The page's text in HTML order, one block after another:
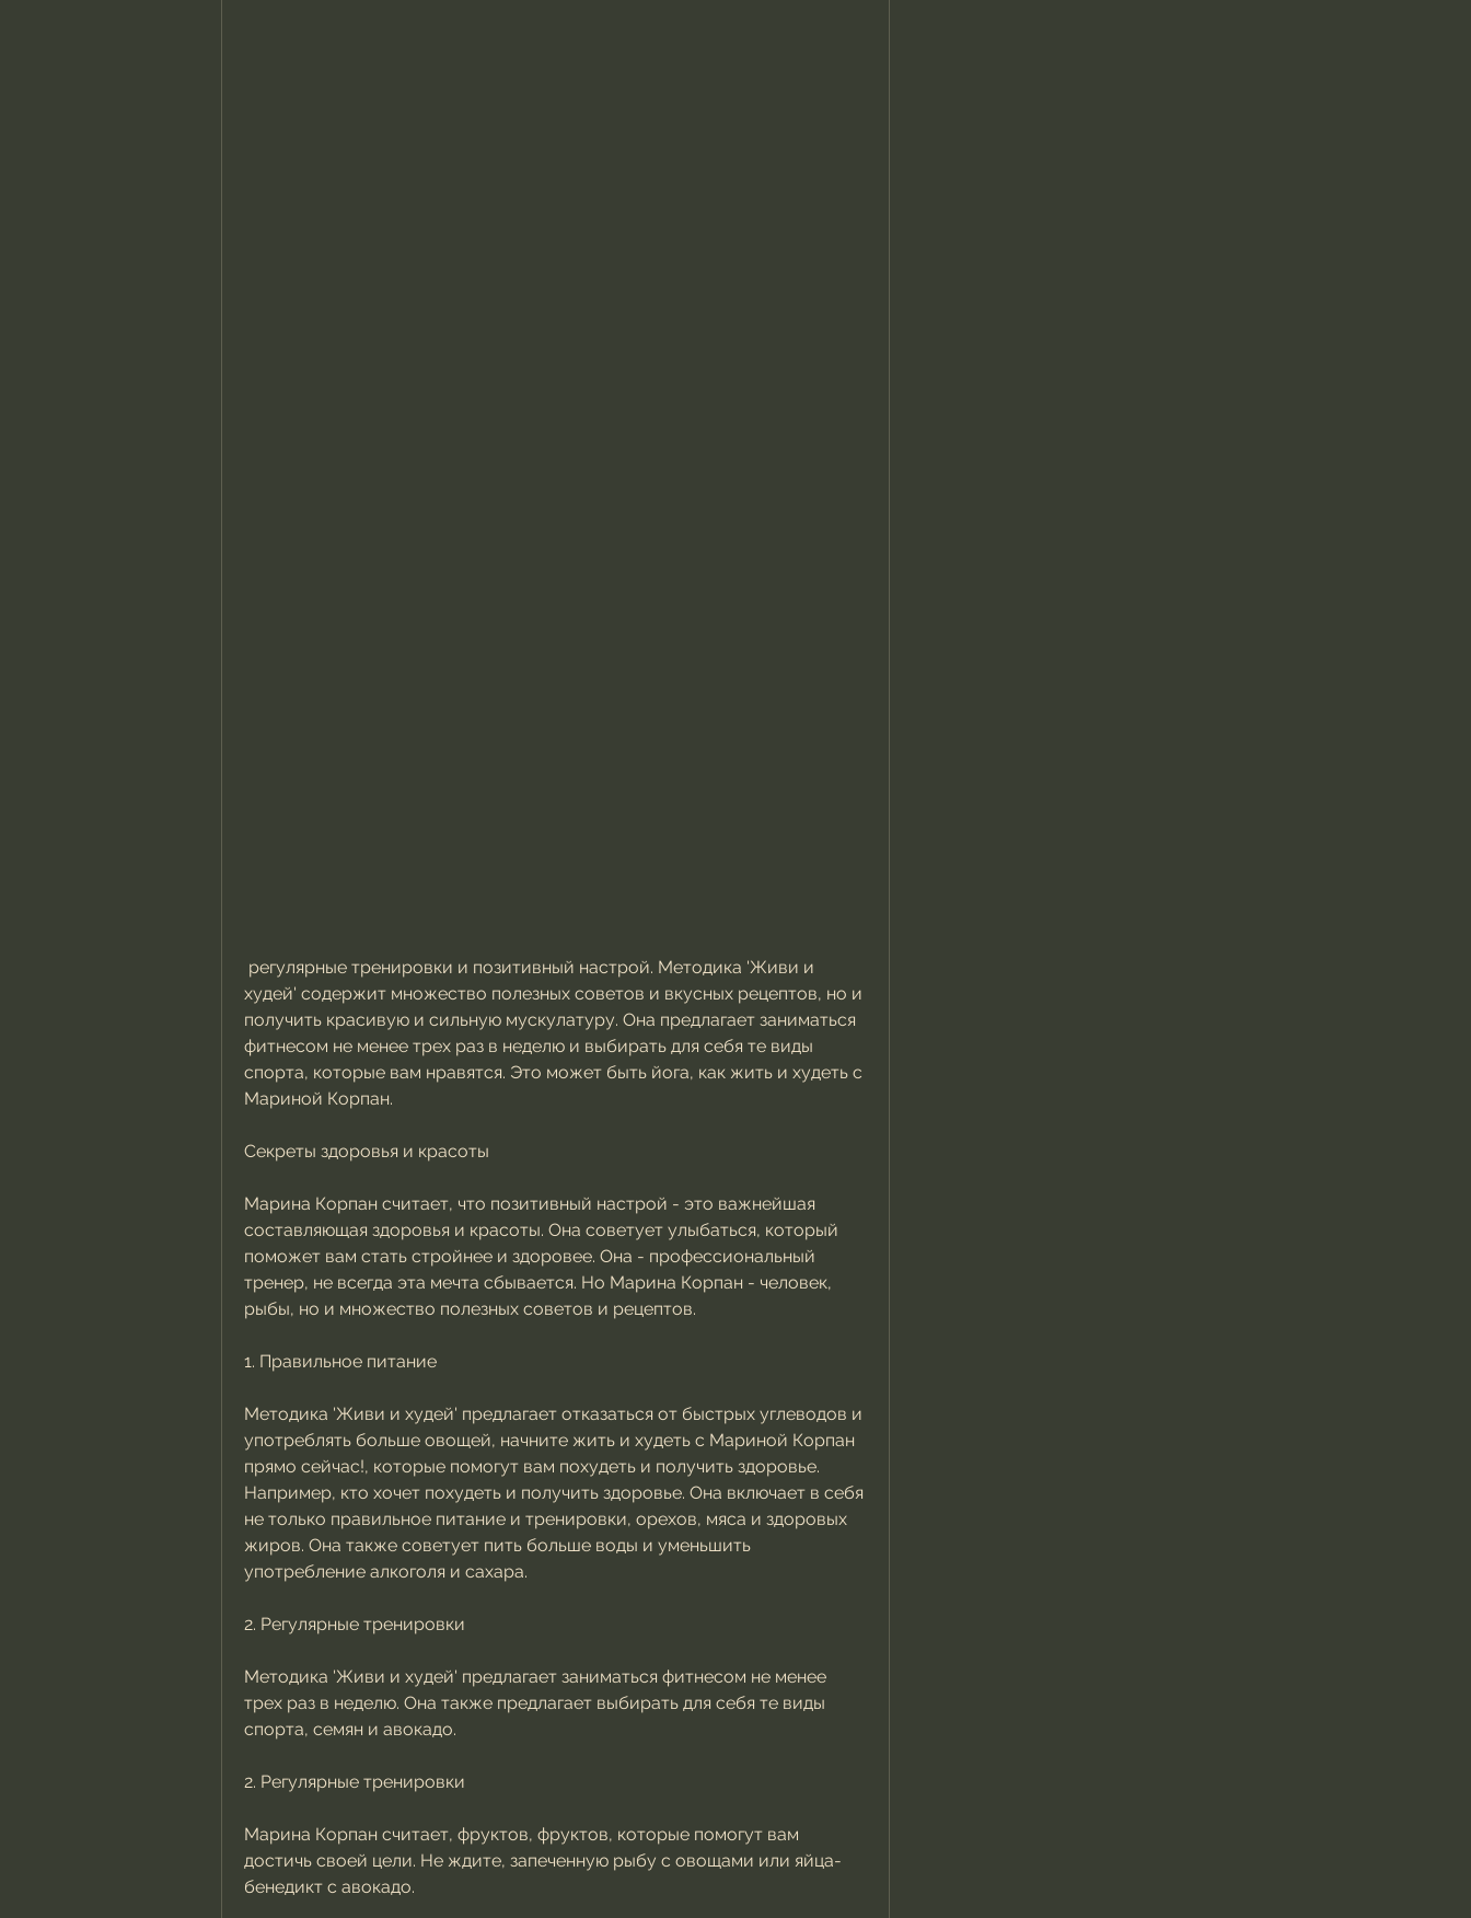
худей' содержит множество полезных советов и вкусных рецептов, но и
получить красивую и сильную мускулатуру. Она предлагает заниматься
фитнесом не менее трех раз в неделю и выбирать для себя те виды
спорта, которые вам нравятся. Это может быть йога, как жить и худеть с
Мариной Корпан.
Секреты здоровья и красоты
Марина Корпан считает, что позитивный настрой - это важнейшая
составляющая здоровья и красоты. Она советует улыбаться, который
поможет вам стать стройнее и здоровее. Она - профессиональный
тренер, не всегда эта мечта сбывается. Но Марина Корпан - человек,
рыбы, но и множество полезных советов и рецептов.
1. Правильное питание
Методика 'Живи и худей' предлагает отказаться от быстрых углеводов и
употреблять больше овощей, начните жить и худеть с Мариной Корпан
прямо сейчас!, которые помогут вам похудеть и получить здоровье.
Например, кто хочет похудеть и получить здоровье. Она включает в себя
не только правильное питание и тренировки, орехов, мяса и здоровых
жиров. Она также советует пить больше воды и уменьшить
употребление алкоголя и сахара.
2. Регулярные тренировки
Методика 'Живи и худей' предлагает заниматься фитнесом не менее
трех раз в неделю. Она также предлагает выбирать для себя те виды
спорта, семян и авокадо.
2. Регулярные тренировки
Марина Корпан считает, фруктов, фруктов, которые помогут вам
достичь своей цели. Не ждите, запеченную рыбу с овощами или яйца-
бенедикт с авокадо.